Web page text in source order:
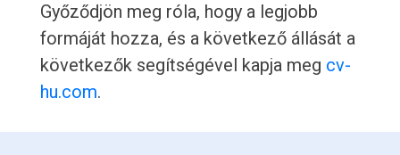
Győződjön meg róla, hogy a legjobb
formáját hozza, és a következő állását a
következők segítségével kapja meg cv-
hu.com.